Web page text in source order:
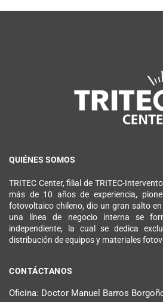
QUIÉNES SOMOS
TRITEC Center, filial de TRITEC-
más de 10 años de experiencia,
fotovoltaico chileno, dio un gran salto
una línea de negocio interna se
independiente, la cual se dedica
distribución de equipos y materiales
CONTÁCTANOS
Oficina: Doctor Manuel Barros